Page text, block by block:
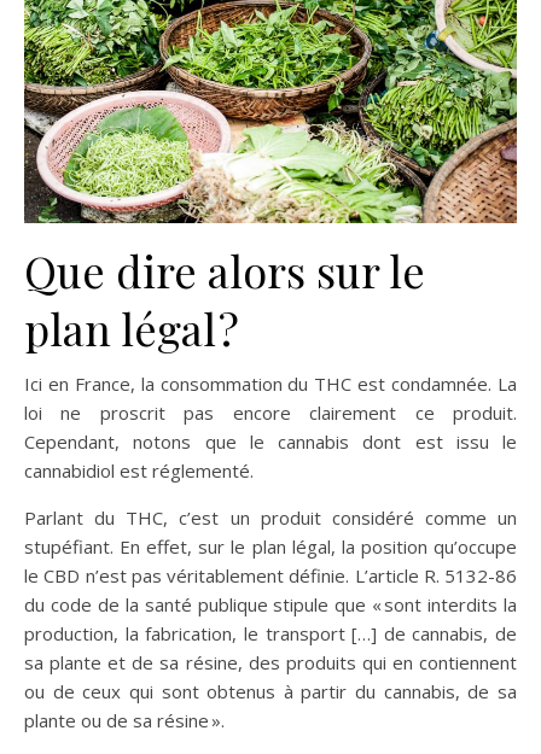
Que dire alors sur le
plan légal ?
Ici en France, la consommation du THC est condamnée. La
loi ne proscrit pas encore clairement ce produit.
Cependant, notons que le cannabis dont est issu le
cannabidiol est réglementé.
Parlant du THC, c’est un produit considéré comme un
stupéfiant. En effet, sur le plan légal, la position qu’occupe
le CBD n’est pas véritablement définie. L’article R. 5132-86
du code de la santé publique stipule que « sont interdits la
production, la fabrication, le transport […] de cannabis, de
sa plante et de sa résine, des produits qui en contiennent
ou de ceux qui sont obtenus à partir du cannabis, de sa
plante ou de sa résine ».